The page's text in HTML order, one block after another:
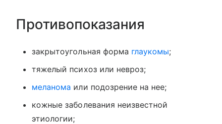
Противопоказания
закрытоугольная форма глаукомы;
тяжелый психоз или невроз;
меланома или подозрение на нее;
кожные заболевания неизвестной
этиологии;